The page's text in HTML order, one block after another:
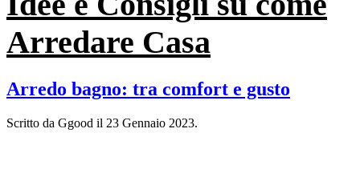
Arredare Casa
Arredo bagno: tra comfort e gusto
Scritto da Ggood il 23 Gennaio 2023.